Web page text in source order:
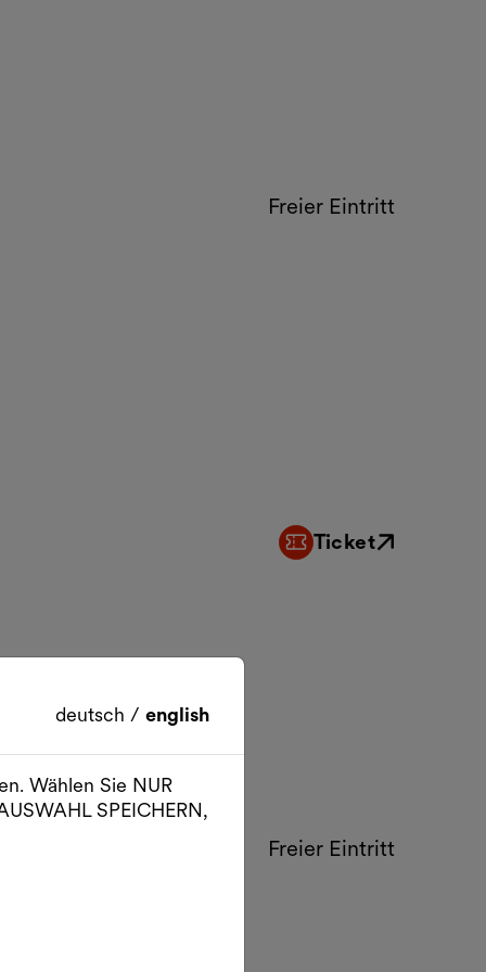
Freier Eintritt
Ticket
Externer Link
Freier Eintritt
deutsch / english
Wählen Sie NUR
SPEICHERN,